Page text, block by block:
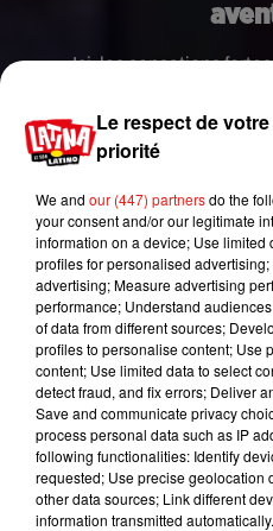
Ici, les sensations
d'espaces d'immersion.
dans la peau de vos
ne ferez qu'un avec
Twilight par exemple,
la course aux côtés de
une aventure
bois sous la lumière de
de l'épisode immersif
l'histoire sera
ferez."Ce type
différence dans les
avons affaire à un public
vidéo", déclare Dave
du Thinkwell Group
de
Le respect de
priorité
We and our (447) partnersdo the
your consent and/or our legitimate
information on a device; Use
profiles for personalised
advertising; Measure advertising
performance; Understand
of data from different sources;
profiles to personalise content; Use
content; Use limited data to select
detect fraud, and fix errors; Deliver
Save and communicate privacy
process personal data such as IP
following functionalities: Identify
requested; Use precise geolocation
other data sources; Link different
information transmitted automatically.